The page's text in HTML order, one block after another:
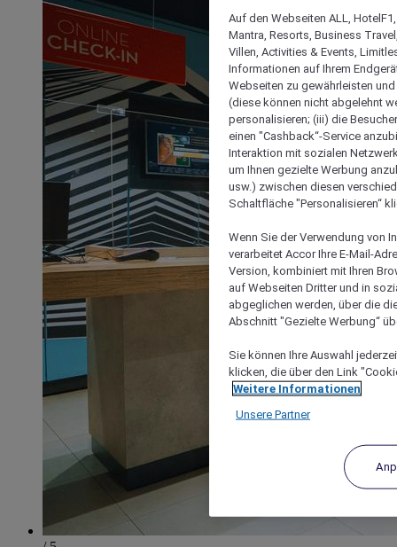
Auf den Webseiten ALL,
Mantra, Resorts, Business
Villen, Activities & Events,
Informationen auf Ihrem
Webseiten zu gewährleisten
(diese können nicht abgelehnt
personalisieren; (iii) die
einen "Cashback“-Service
Interaktion mit sozialen
um Ihnen gezielte Werbung
usw.) zwischen diesen
Schaltfläche "Personalisieren“
Wenn Sie der Verwendung von
verarbeitet Accor Ihre E-Mail-
Version, kombiniert mit Ihren
auf Webseiten Dritter und in
abgeglichen werden, über die
Abschnitt "Gezielte Werbung“
Sie können Ihre Auswahl
klicken, die über den Link
Weitere Informationen
Unsere Partner